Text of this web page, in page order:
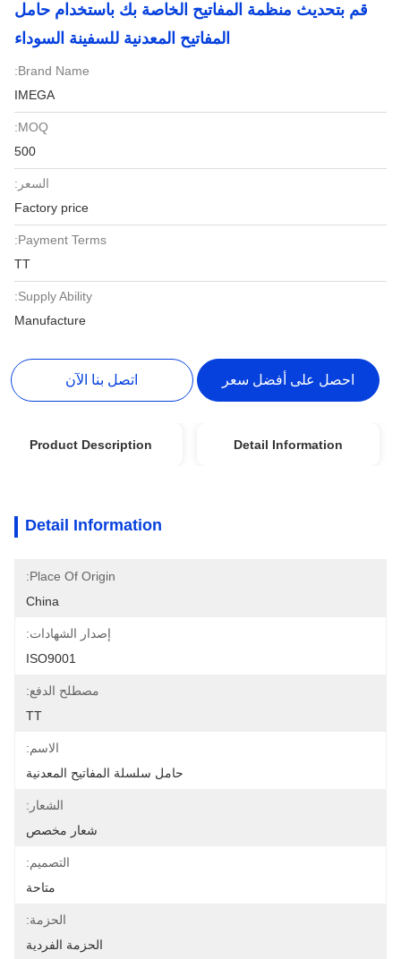
قم بتحديث منظمة المفاتيح الخاصة بك باستخدام حامل
المفاتيح المعدنية للسفينة السوداء
Brand Name:
IMEGA
MOQ:
500
السعر:
Factory price
Payment Terms:
TT
Supply Ability:
Manufacture
احصل على أفضل سعر اتصل بنا الآن
Detail Information
Product Description
Detail Information
Place Of Origin:
China
إصدار الشهادات:
ISO9001
مصطلح الدفع:
TT
الاسم:
حامل سلسلة المفاتيح المعدنية
الشعار:
شعار مخصص
التصميم:
متاحة
الحزمة:
الحزمة الفردية